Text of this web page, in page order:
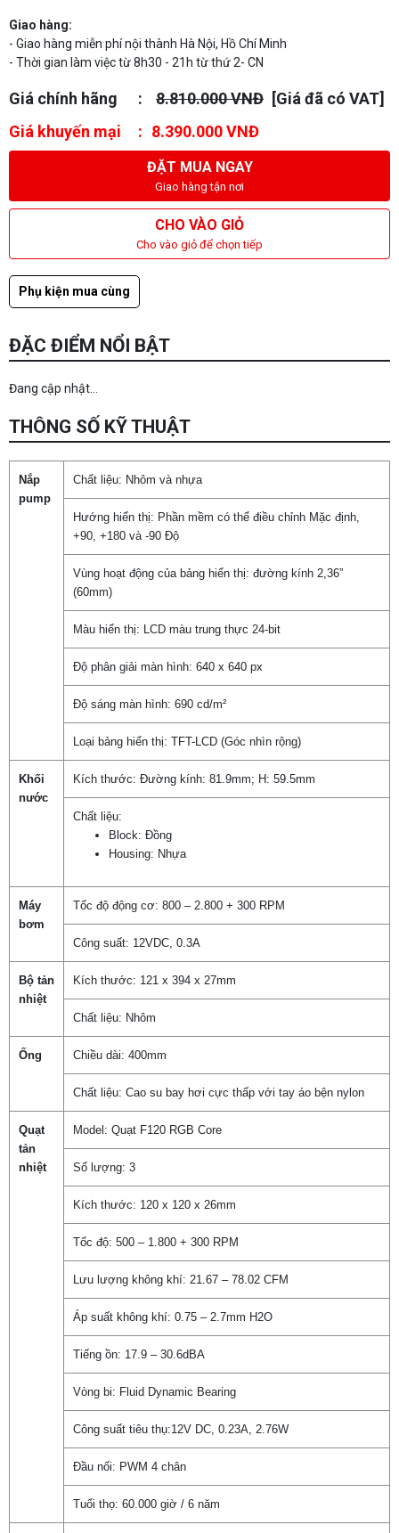
Giao hàng:
- Giao hàng miễn phí nội thành Hà Nội, Hồ Chí Minh
- Thời gian làm việc từ 8h30 - 21h từ thứ 2- CN
Giá chính hãng 8.810.000 VNĐ [Giá đã có VAT]
Giá khuyến mại
8.390.000 VNĐ
ĐẶT MUA NGAY
Giao hàng tận nơi
CHO VÀO GIỎ
Cho vào giỏ để chọn tiếp
Phụ kiện mua cùng
ĐẶC ĐIỂM NỔI BẬT
Đang cập nhật...
THÔNG SỐ KỸ THUẬT
Nắp
pump
Chất liệu: Nhôm và nhựa
Hướng hiển thị: Phần mềm có thể điều chỉnh Mặc định,
+90, +180 và -90 Độ
Vùng hoạt động của bảng hiển thị: đường kính 2,36”
(60mm)
Màu hiển thị: LCD màu trung thực 24-bit
Độ phân giải màn hình: 640 x 640 px
Độ sáng màn hình: 690 cd/m²
Loại bảng hiển thị: TFT-LCD (Góc nhìn rộng)
Khối
nước
Kích thước: Đường kính: 81.9mm; H: 59.5mm
Chất liệu:
Block: Đồng
Housing: Nhựa
Máy
bơm
Tốc độ động cơ: 800 – 2.800 + 300 RPM
Công suất: 12VDC, 0.3A
Bộ tản
nhiệt
Kích thước: 121 x 394 x 27mm
Chất liệu: Nhôm
Ống Chiều dài: 400mm
Chất liệu: Cao su bay hơi cực thấp với tay áo bện nylon
Quạt
tản
nhiệt
Model: Quạt F120 RGB Core
Số lượng: 3
Kích thước: 120 x 120 x 26mm
Tốc độ: 500 – 1.800 + 300 RPM
Lưu lượng không khí: 21.67 – 78.02 CFM
Áp suất không khí: 0.75 – 2.7mm H2O
Tiếng ồn: 17.9 – 30.6dBA
Vòng bi: Fluid Dynamic Bearing
Công suất tiêu thụ:12V DC, 0.23A, 2.76W
Đầu nối: PWM 4 chân
Tuổi thọ: 60.000 giờ / 6 năm